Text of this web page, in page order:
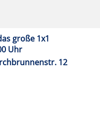
große 1x1
Uhr
12